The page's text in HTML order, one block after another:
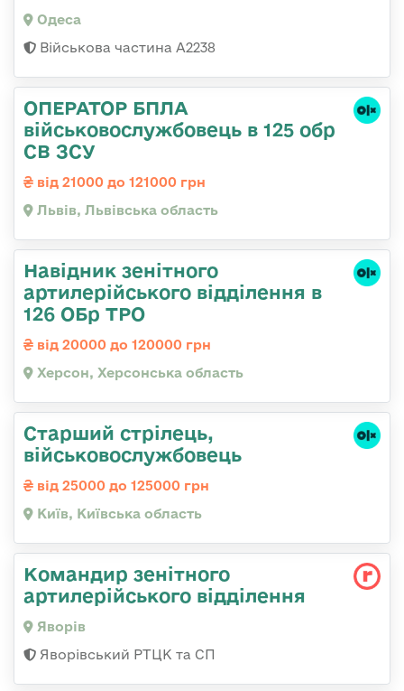
Одеса
Військова частина А2238
ОПЕРАТОР БПЛА
військовослужбовець в 125 обр
СВ ЗСУ
від 21000 до 121000 грн
Львів, Львівська область
Навідник зенітного
артилерійського відділення в
126 ОБр ТРО
від 20000 до 120000 грн
Херсон, Херсонська область
Старший стрілець,
військовослужбовець
від 25000 до 125000 грн
Київ, Київська область
Командир зенітного
артилерійського відділення
Яворів
Яворівський РТЦК та СП